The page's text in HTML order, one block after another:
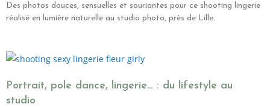
Des photos douces, sensuelles et souriantes pour ce shooting lingerie
réalisé en lumière naturelle au studio photo, près de Lille.
Portrait, pole dance, lingerie… : du lifestyle au
studio